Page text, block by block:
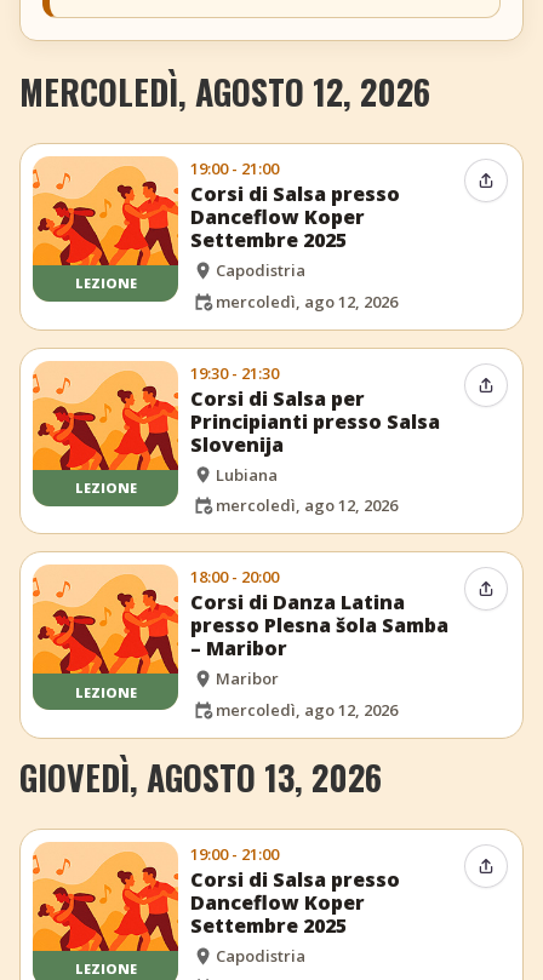
MERCOLEDÌ, AGOSTO 12, 2026
LEZIONE
19:00 - 21:00
Corsi di Salsa presso
Danceflow Koper
Settembre 2025
Capodistria
mercoledì, ago 12, 2026
LEZIONE
19:30 - 21:30
Corsi di Salsa per
Principianti presso Salsa
Slovenija
Lubiana
mercoledì, ago 12, 2026
LEZIONE
18:00 - 20:00
Corsi di Danza Latina
presso Plesna šola Samba
– Maribor
Maribor
mercoledì, ago 12, 2026
GIOVEDÌ, AGOSTO 13, 2026
LEZIONE
19:00 - 21:00
Corsi di Salsa presso
Danceflow Koper
Settembre 2025
Capodistria